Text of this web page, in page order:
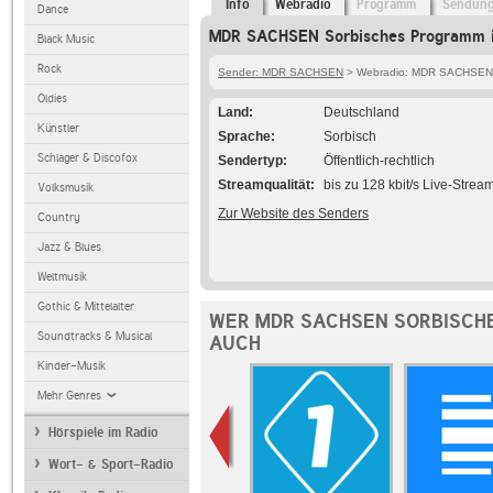
Dance
Black Music
Rock
Oldies
Künstler
Schlager & Discofox
Volksmusik
Country
Jazz & Blues
Weltmusik
Gothic & Mittelalter
Soundtracks & Musical
Kinder-Musik
Mehr Genres
Hörspiele im Radio
Wort- & Sport-Radio
Info Webradio Programm
MDR SACHSEN Sorbisches
Sender: MDR SACHSEN > Webradio: MDR
Land
Deutschland
Sprache
Sorbisch
Sendertyp
Öffentlich-rechtlich
Streamqualität
bis zu 128 kbit/s Live-
Zur Website des Senders
WER MDR SACHSEN
AUCH